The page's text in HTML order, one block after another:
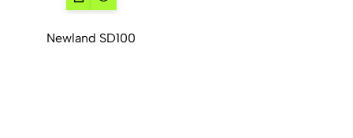
Newland SD100